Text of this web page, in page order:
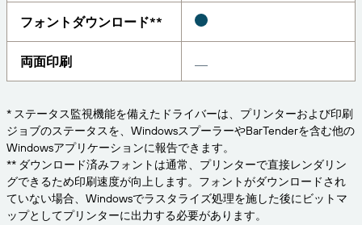
レポート
製品
価格
無償試用版
技術仕様
サプライヤーラベル管理
Amazon Transparency
ソリューションの概要
会社概要
採用情報
ニュースルーム
すでにBarTenderパートナーのお客様は、パートナ
ーポータルへのログイン方法をご覧ください。
サポートプラン
フォントダウンロード**
両面印刷
* ステータス監視機能を備えたドライバーは、プリンターおよび印刷
ジョブのステータスを、WindowsスプーラーやBarTenderを含む他の
Windowsアプリケーションに報告できます。
** ダウンロード済みフォントは通常、プリンターで直接レンダリン
グできるため印刷速度が向上します。フォントがダウンロードされ
ていない場合、Windowsでラスタライズ処理を施した後にビットマ
ップとしてプリンターに出力する必要があります。